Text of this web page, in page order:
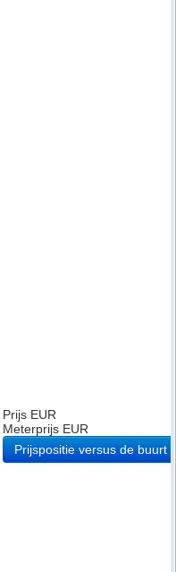
Prijs EUR
Meterprijs EUR
Prijspositie versus de buurt